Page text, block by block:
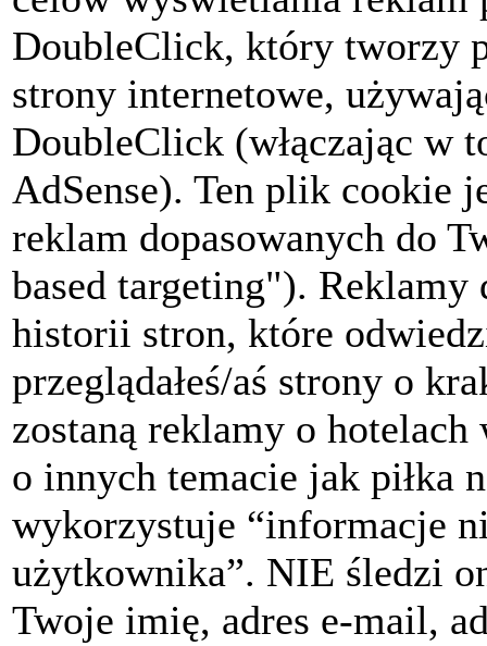
DoubleClick, który tworzy
strony internetowe,
DoubleClick (włączając w
AdSense). Ten plik cookie
reklam dopasowanych do
based targeting"). Reklamy
historii stron, które
przeglądałeś/aś strony o
zostaną reklamy o
o innych temacie jak piłka
wykorzystuje “informacje
użytkownika”. NIE śledzi
Twoje imię, adres e-mail,